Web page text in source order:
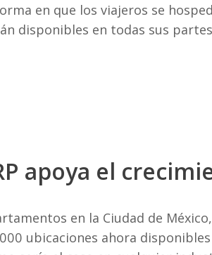
en que los viajeros se
disponibles en todas sus
apoya el
en la Ciudad de
ubicaciones ahora